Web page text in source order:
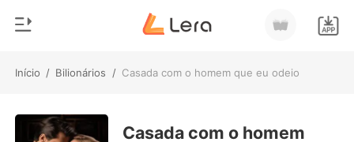
Início / Bilionários / Casada com o homem que eu odeio
Loja
Gênero
Casada com o homem